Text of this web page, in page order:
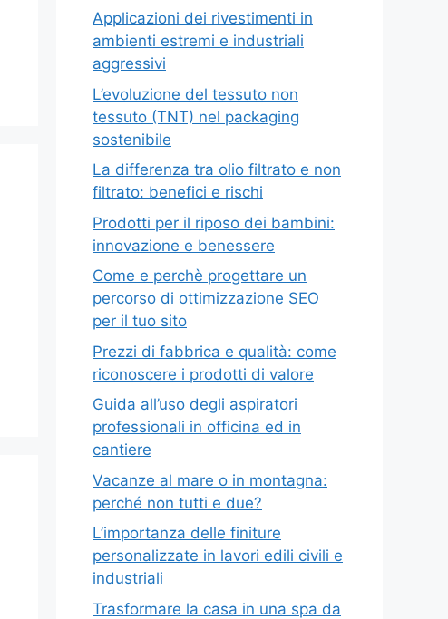
Applicazioni dei rivestimenti in
ambienti estremi e industriali
aggressivi
L’evoluzione del tessuto non
tessuto (TNT) nel packaging
sostenibile
La differenza tra olio filtrato e non
filtrato: benefici e rischi
Prodotti per il riposo dei bambini:
innovazione e benessere
Come e perchè progettare un
percorso di ottimizzazione SEO
per il tuo sito
Prezzi di fabbrica e qualità: come
riconoscere i prodotti di valore
Guida all’uso degli aspiratori
professionali in officina ed in
cantiere
Vacanze al mare o in montagna:
perché non tutti e due?
L’importanza delle finiture
personalizzate in lavori edili civili e
industriali
Trasformare la casa in una spa da